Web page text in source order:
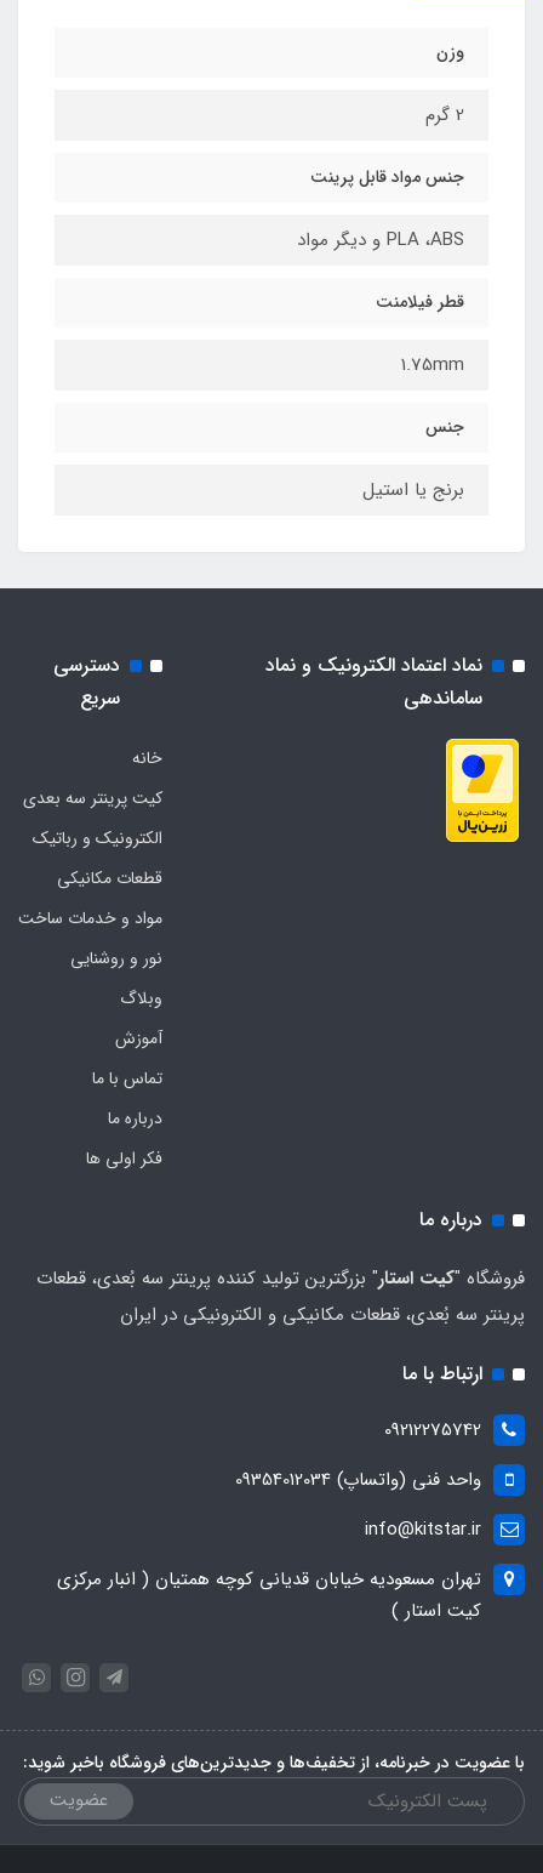
وزن
2 گرم
جنس مواد قابل پرینت
PLA ،ABS و دیگر مواد
قطر فیلامنت
1.75mm
جنس
برنج یا استیل
نماد اعتماد الکترونیک و نماد
ساماندهی
دسترسی
سریع
خانه
کیت پرینتر سه بعدی
الکترونیک و رباتیک
قطعات مکانیکی
مواد و خدمات ساخت
نور و روشنایی
وبلاگ
آموزش
تماس با ما
درباره ما
فکر اولی ها
درباره ما
فروشگاه "کیت استار" بزرگترین تولید کننده پرینتر سه بُعدی، قطعات
پرینتر سه بُعدی، قطعات مکانیکی و الکترونیکی در ایران
ارتباط با ما
09212275742
واحد فنی (واتساپ) 09354012034
info@kitstar.ir
تهران مسعودیه خیابان قدیانی کوچه همتیان ( انبار مرکزی
کیت استار )
با عضویت در خبرنامه، از تخفیف‌ها و جدیدترین‌های فروشگاه باخبر شوید:
عضویت